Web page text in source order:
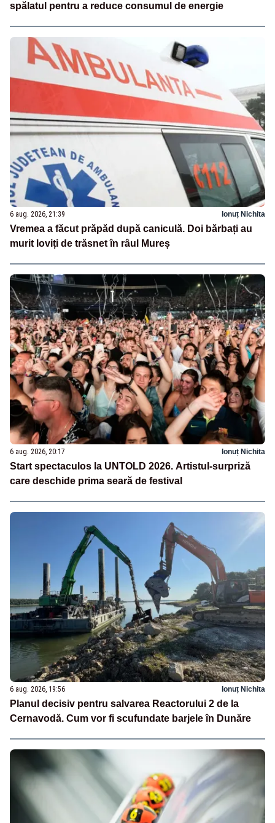
spălatul pentru a reduce consumul de energie
6 aug. 2026, 21:39 Ionuț Nichita
Vremea a făcut prăpăd după caniculă. Doi bărbați au
murit loviți de trăsnet în râul Mureș
6 aug. 2026, 20:17 Ionuț Nichita
Start spectaculos la UNTOLD 2026. Artistul-surpriză
care deschide prima seară de festival
6 aug. 2026, 19:56 Ionuț Nichita
Planul decisiv pentru salvarea Reactorului 2 de la
Cernavodă. Cum vor fi scufundate barjele în Dunăre